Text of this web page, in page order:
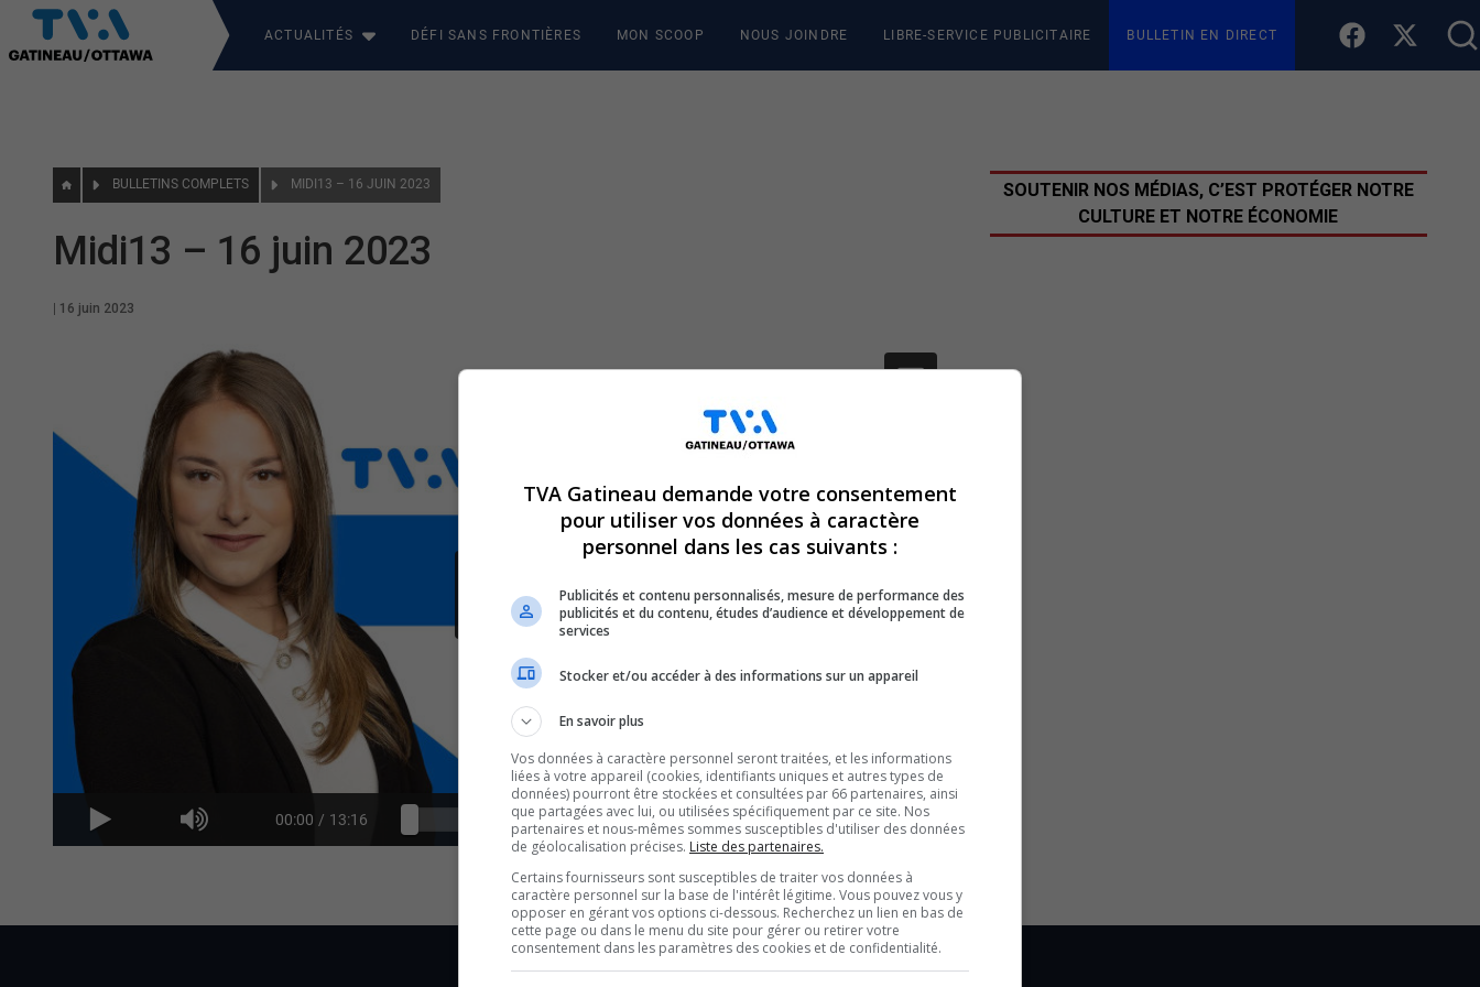
ACTUALITÉS DÉFI SANS FRONTIÈRES MON SCOOP NOUS JOINDRE LIBRE-SERVICE PUBLICITAIRE BULLETIN EN DIRECT
BULLETINS COMPLETS MIDI13 – 16 JUIN 2023
Midi13 – 16 juin 2023
16 juin 2023
00:00 / 13:16
SOUTENIR NOS MÉDIAS, C’EST PROTÉGER NOTRE
CULTURE ET NOTRE ÉCONOMIE
TVA Gatineau demande votre consentement
pour utiliser vos données à caractère
personnel dans les cas suivants :
Publicités et contenu personnalisés, mesure de performance des
publicités et du contenu, études d’audience et développement de
services
Stocker et/ou accéder à des informations sur un appareil
En savoir plus
Vos données à caractère personnel seront traitées, et les informations
liées à votre appareil (cookies, identifiants uniques et autres types de
données) pourront être stockées et consultées par 66 partenaires, ainsi
que partagées avec lui, ou utilisées spécifiquement par ce site. Nos
partenaires et nous-mêmes sommes susceptibles d'utiliser des données
de géolocalisation précises. Liste des partenaires.
Certains fournisseurs sont susceptibles de traiter vos données à
caractère personnel sur la base de l'intérêt légitime. Vous pouvez vous y
opposer en gérant vos options ci-dessous. Recherchez un lien en bas de
cette page ou dans le menu du site pour gérer ou retirer votre
consentement dans les paramètres des cookies et de confidentialité.